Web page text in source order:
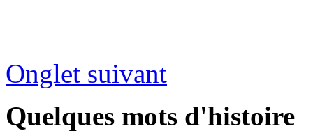
Onglet suivant
Quelques mots d'histoire